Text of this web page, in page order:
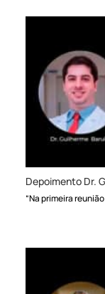
Depoimento Dr.
“Na primeira